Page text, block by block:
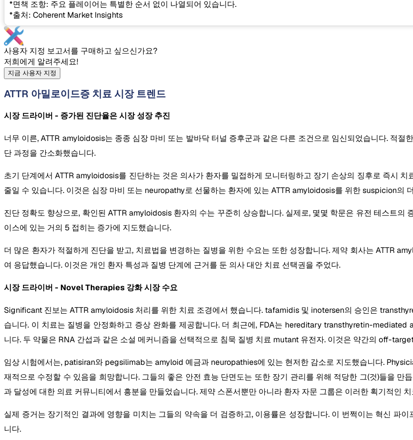
*면책 조항: 주요 플레이어는 특별한 순서 없이 나열되어 있습니다.
*출처: Coherent Market Insights
사용자 지정 보고서를 구매하고 싶으신가요?
저희에게 알려주세요!
지금 사용자 지정
ATTR 아밀로이드증 치료 시장 트렌드
시장 드라이버 - 증가된 진단율은 시장 성장 추진
너무 이른, ATTR amyloidosis는 종종 심장 마비 또는 발바닥 터널 증후군과 같은 다른 조건으로 임신되었습니다. 적절
단 과정을 간소화했습니다.
초기 단계에서 ATTR amyloidosis를 진단하는 것은 의사가 환자를 밀접하게 모니터링하고 장기 손상의 징후로 즉시
줄일 수 있습니다. 이것은 심장 마비 또는 neuropathy로 선물하는 환자에 있는 ATTR amyloidosis를 위한 suspicion의
진단 정확도 향상으로, 확인된 ATTR amyloidosis 환자의 수는 꾸준히 상승합니다. 실제로, 몇몇 학문은 유전 테스트
이스에 있는 거의 5 접히는 증가에 지도했습니다.
더 많은 환자가 적절하게 진단을 받고, 치료법을 변경하는 질병을 위한 수요는 또한 성장합니다. 제약 회사는 ATTR
여 응답했습니다. 이것은 개인 환자 특성과 질병 단계에 근거를 둔 의사 대안 치료 선택권을 주었다.
시장 드라이버 - Novel Therapies 강화 시장 수요
Significant 진보는 ATTR amyloidosis 처리를 위한 치료 조경에서 했습니다. tafamidis 및 inotersen의 승인은
습니다. 이 치료는 질병을 안정화하고 증상 완화를 제공합니다. 더 최근에, FDA는 hereditary transthyretin-
니다. 두 약물은 RNA 간섭과 같은 소설 메커니즘을 선택적으로 침묵 질병 치료 mutant 유전자. 이것은 약간의 off-
임상 시험에서는, patisiran와 pegsilimab는 amyloid 예금과 neuropathies에 있는 현저한 감소로 지도했습니다.
재적으로 수정할 수 있음을 희망합니다. 그들의 좋은 안전 효능 단면도는 또한 장기 관리를 위해 적당한 그(것)들을 만
과 달성에 대한 의료 커뮤니티에서 흥분을 만들었습니다. 제약 스폰서뿐만 아니라 환자 자문 그룹은 이러한 획기적인
실제 증거는 장기적인 결과에 영향을 미치는 그들의 약속을 더 검증하고, 이용률은 성장합니다. 이 번쩍이는 혁신 파
니다.